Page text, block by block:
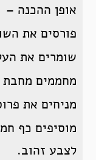
אופן ההכנה –
פורסים את השומר ל-
שומרים את
מחממים
מניחים את
מוסיפים כף
לצבע זהוב.